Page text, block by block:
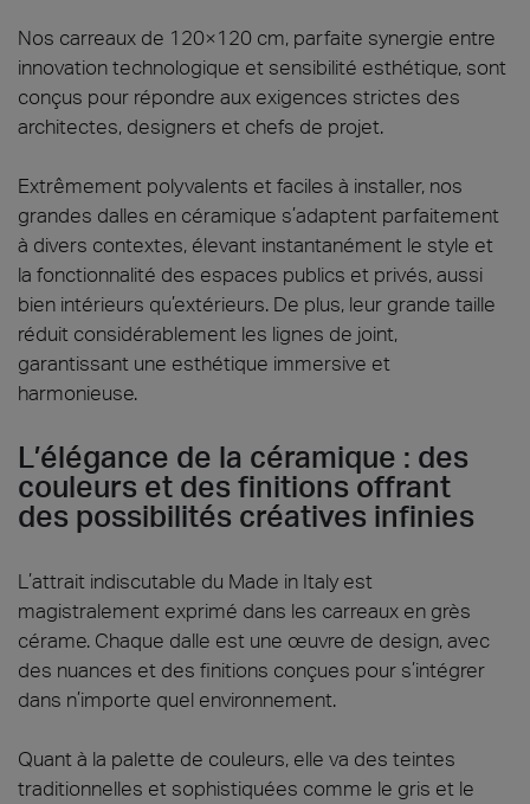
Nos carreaux de 120×120 cm, parfaite synergie entre
innovation technologique et sensibilité esthétique, sont
conçus pour répondre aux exigences strictes des
architectes, designers et chefs de projet.
Extrêmement polyvalents et faciles à installer, nos
grandes dalles en céramique s’adaptent parfaitement
à divers contextes, élevant instantanément le style et
la fonctionnalité des espaces publics et privés, aussi
bien intérieurs qu’extérieurs. De plus, leur grande taille
réduit considérablement les lignes de joint,
garantissant une esthétique immersive et
harmonieuse.
L’élégance de la céramique : des
couleurs et des finitions offrant
des possibilités créatives infinies
L’attrait indiscutable du Made in Italy est
magistralement exprimé dans les carreaux en grès
cérame. Chaque dalle est une œuvre de design, avec
des nuances et des finitions conçues pour s’intégrer
dans n’importe quel environnement.
Quant à la palette de couleurs, elle va des teintes
traditionnelles et sophistiquées comme le gris et le